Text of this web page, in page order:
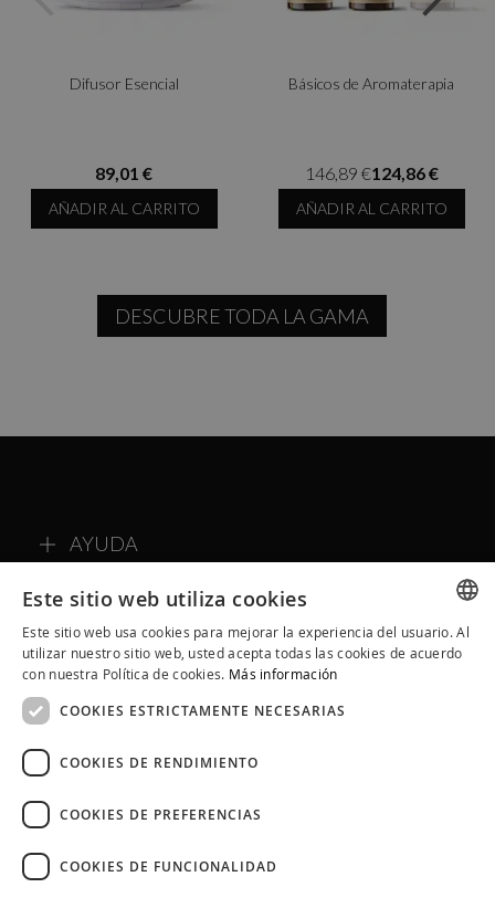
PREVIOUS
Difusor Esencial
89,01 €
AÑADIR AL CARRITO
Básicos de Aromaterapia
124,86 €
146,89 €
AÑADIR AL CARRITO
DESCUBRE TODA LA GAMA
AYUDA
EXPERIENCIAS Y SPA
SOBRE ALQVIMIA
COMMUNITY ALQVIMIA
SPANISH
Este sitio web utiliza cookies
Este sitio web usa cookies para mejorar la experiencia del usuario. Al
utilizar nuestro sitio web, usted acepta todas las cookies de acuerdo
con nuestra Política de cookies. Más información
COOKIES ESTRICTAMENTE NECESARIAS
COOKIES DE RENDIMIENTO
COOKIES DE PREFERENCIAS
COOKIES DE FUNCIONALIDAD